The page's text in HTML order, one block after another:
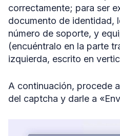
correctamente; para ser
documento de identidad,
número de soporte, y
(encuéntralo en la parte
izquierda, escrito en
A continuación, procede
del captcha y darle a